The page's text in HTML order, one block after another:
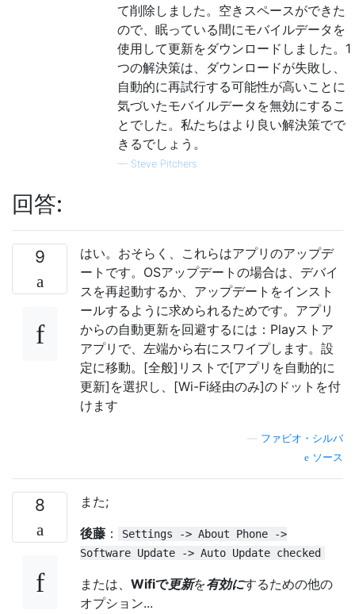
て削除しました。空きスペースができた
ので、眠っている間にモバイルデータを
使用して更新をダウンロードしました。1
つの解決策は、ダウンロードが失敗し、
自動的に再試行する可能性が高いことに
気づいたモバイルデータを無効にするこ
とでした。私たちはより良い解決策でで
きるでしょう。
— Steve Pitchers
回答:
9
はい。おそらく、これらはアプリのアップデ
ートです。OSアップデートの場合は、デバイ
スを再起動するか、アップデートをインスト
ールするように求められるためです。アプリ
からの自動更新を回避するには：Playストア
アプリで、左端から右にスワイプします。設
定に移動。[全般]リストで[アプリを自動的に
更新]を選択し、[Wi-Fi経由のみ]のドットを付
けます
ファビオ・シルバ
ソース
8
また;
後藤 ：
Settings -> About Phone ->
Software Update -> Auto Update checked
または、 Wifiで更新を有効にするための他の
オプション...